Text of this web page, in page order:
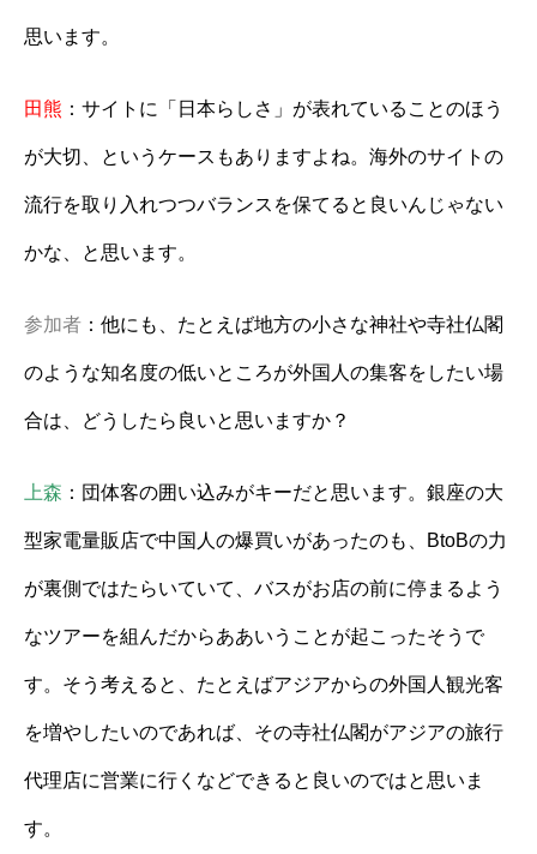
思います。
田熊 ：サイトに「日本らしさ」が表れていることのほう
が大切、というケースもありますよね。海外のサイトの
流行を取り入れつつバランスを保てると良いんじゃない
かな、と思います。
参加者 ：他にも、たとえば地方の小さな神社や寺社仏閣
のような知名度の低いところが外国人の集客をしたい場
合は、どうしたら良いと思いますか？
上森 ：団体客の囲い込みがキーだと思います。銀座の大
型家電量販店で中国人の爆買いがあったのも、BtoBの力
が裏側ではたらいていて、バスがお店の前に停まるよう
なツアーを組んだからああいうことが起こったそうで
す。そう考えると、たとえばアジアからの外国人観光客
を増やしたいのであれば、その寺社仏閣がアジアの旅行
代理店に営業に行くなどできると良いのではと思いま
す。